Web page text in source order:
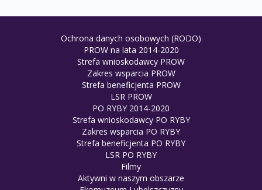
Ochrona danych osobowych (RODO)
PROW na lata 2014-2020
Strefa wnioskodawcy PROW
Zakres wsparcia PROW
Strefa beneficjenta PROW
LSR PROW
PO RYBY 2014-2020
Strefa wnioskodawcy PO RYBY
Zakres wsparcia PO RYBY
Strefa beneficjenta PO RYBY
LSR PO RYBY
Filmy
Aktywni w naszym obszarze